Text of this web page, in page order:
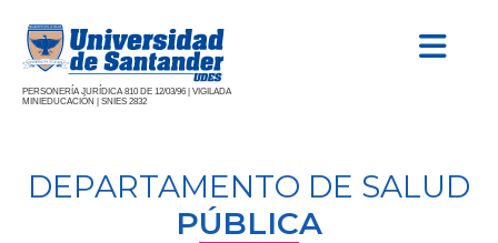
PERSONERÍA JURÍDICA 810 DE 12/03/96 | VIGILADA
MINIEDUCACIÓN | SNIES 2832
DEPARTAMENTO DE SALUD
PÚBLICA